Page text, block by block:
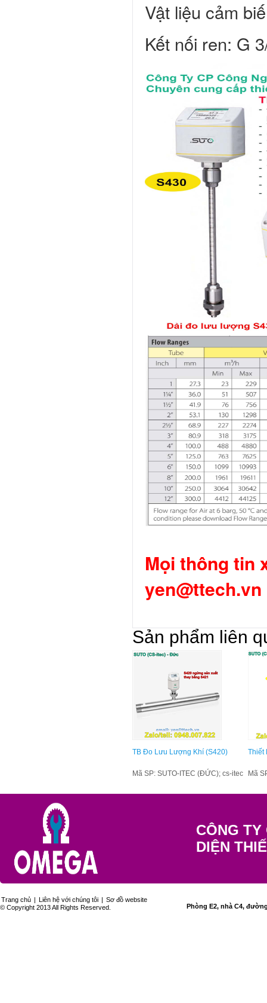
Vật liệu cảm
Kết nối ren: G
Mọi thông tin
yen@ttech.vn
Sản phẩm liên
TB Đo Lưu Lượng Khí (S420)
Mã SP: SUTO-ITEC (ĐỨC); cs-itec
Thiết
Mã
CÔNG
DIỆN
Trang chủ | Liên hệ với chúng tôi | Sơ đồ website
© Copyright 2013 All Rights Reserved.
Phòng E2, nhà C4,